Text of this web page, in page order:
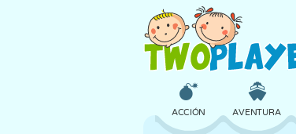
ACCIÓN AVENTURA